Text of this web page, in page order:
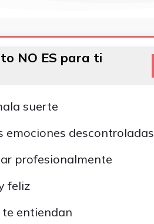
NO ES para ti
suerte
emociones descontroladas
profesionalmente
feliz
entiendan